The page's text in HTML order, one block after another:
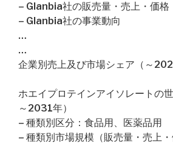
– Glanbia社の販売量・売上・価格
– Glanbia社の事業動向
…
…
企業別売上及び市場シェア（～
ホエイプロテインアイソレートの
～2031年）
– 種類別区分：食品用、医薬品用
– 種類別市場規模（販売量・売上・